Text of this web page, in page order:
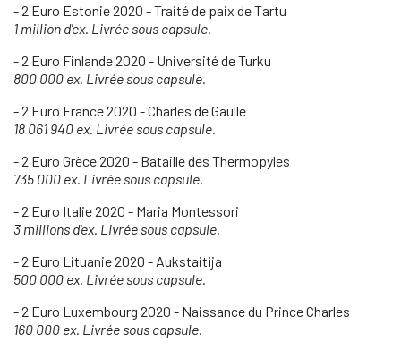
- 2 Euro Estonie 2020 - Traité de paix de Tartu
1 million d'ex. Livrée sous capsule.
- 2 Euro Finlande 2020 - Université de Turku
800 000 ex. Livrée sous capsule.
- 2 Euro France 2020 - Charles de Gaulle
18 061 940 ex. Livrée sous capsule.
- 2 Euro Grèce 2020 - Bataille des Thermopyles
735 000 ex. Livrée sous capsule.
- 2 Euro Italie 2020 - Maria Montessori
3 millions d'ex. Livrée sous capsule.
- 2 Euro Lituanie 2020 - Aukstaitija
500 000 ex. Livrée sous capsule.
- 2 Euro Luxembourg 2020 - Naissance du Prince Charles
160 000 ex. Livrée sous capsule.